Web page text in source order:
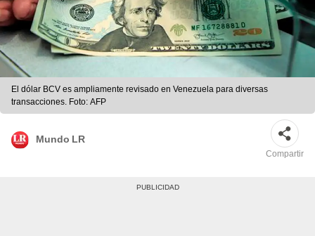
El dólar BCV es ampliamente revisado en Venezuela para diversas
transacciones. Foto: AFP
Mundo LR
Compartir